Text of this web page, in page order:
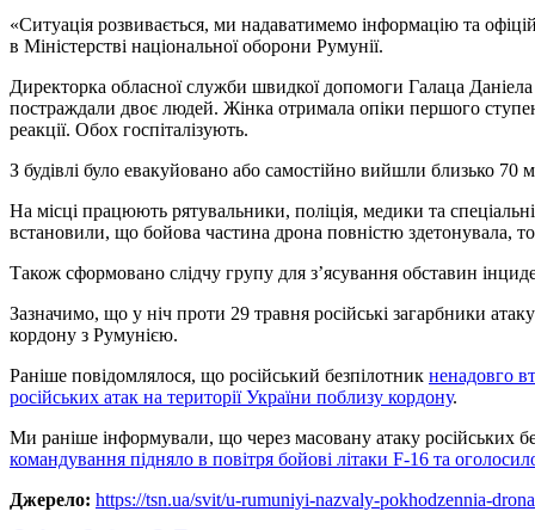
«Ситуація розвивається, ми надаватимемо інформацію та
в Міністерстві національної оборони Румунії.
Директорка обласної служби швидкої допомоги Галаца
постраждали двоє людей. Жінка отримала опіки першого
реакції. Обох госпіталізують.
З будівлі було евакуйовано або самостійно вийшли близько 70
На місці працюють рятувальники, поліція, медики та
встановили, що бойова частина дрона повністю здетонувала,
Також сформовано слідчу групу для з’ясування обставин
Зазначимо, що у ніч проти 29 травня російські загарбники
кордону з Румунією.
Раніше повідомлялося, що російський безпілотник ненадовго
російських атак на території України поблизу кордону.
Ми раніше інформували, що через масовану атаку російських
командування підняло в повітря бойові літаки F-16 та
Джерело: https://tsn.ua/svit/u-rumuniyi-nazvaly-pokhodzennia-